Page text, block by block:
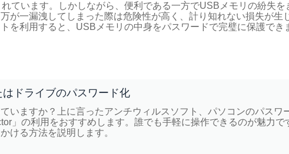
ています。しかしながら、便利である一方でUSBメモリの紛失を
が一漏洩してしまった際は危険性が高く、計り知れない損失が生
を利用すると、USBメモリの中身をパスワードで完璧に保護でき
はドライブのパスワード化
いますか？上に言ったアンチウィルスソフト、パソコンのパスワ
」の利用をおすすめします。誰でも手軽に操作できるのが魅力で
ける方法を説明します。